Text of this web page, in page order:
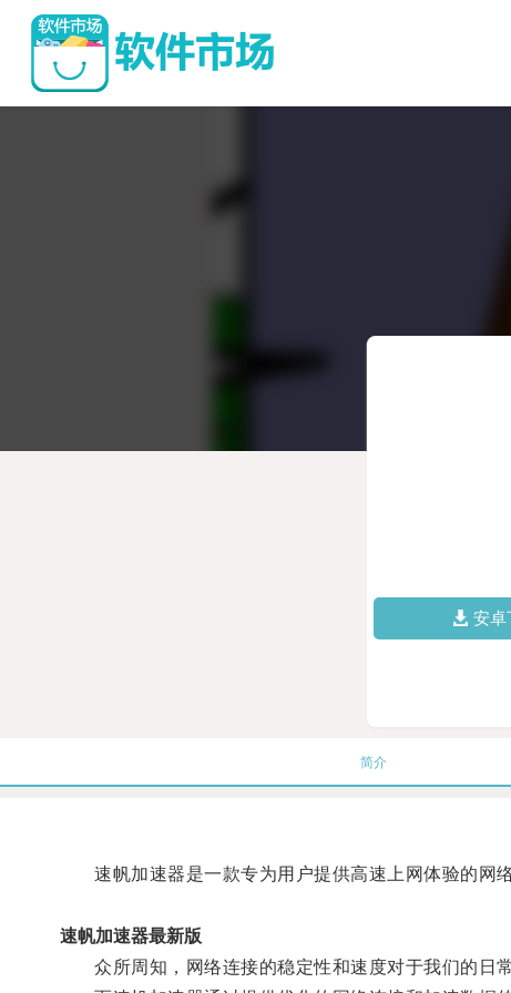
安卓
简介
速帆加速器是一款专为用户提供高速上网体验的网络
速帆加速器最新版
众所周知，网络连接的稳定性和速度对于我们的日常